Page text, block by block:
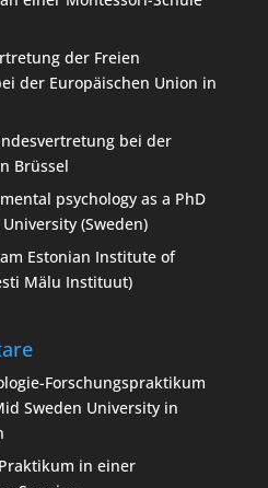
der Freien
der Europäischen Union in
bei der
Brüssel
psychology as a PhD
(Sweden)
Estonian Institute of
Mälu Instituut)
Forschungspraktikum
Sweden University in
in einer